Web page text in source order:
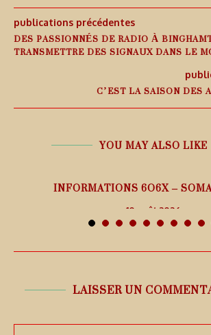
publications précédentes
DES PASSIONNÉS DE RADIO À
TRANSMETTRE DES SIGNAUX DANS LE
C’EST LA SAISON DES
YOU MAY ALSO LIKE
INFORMATIONS 6O6X –
10 août 2026
LAISSER UN